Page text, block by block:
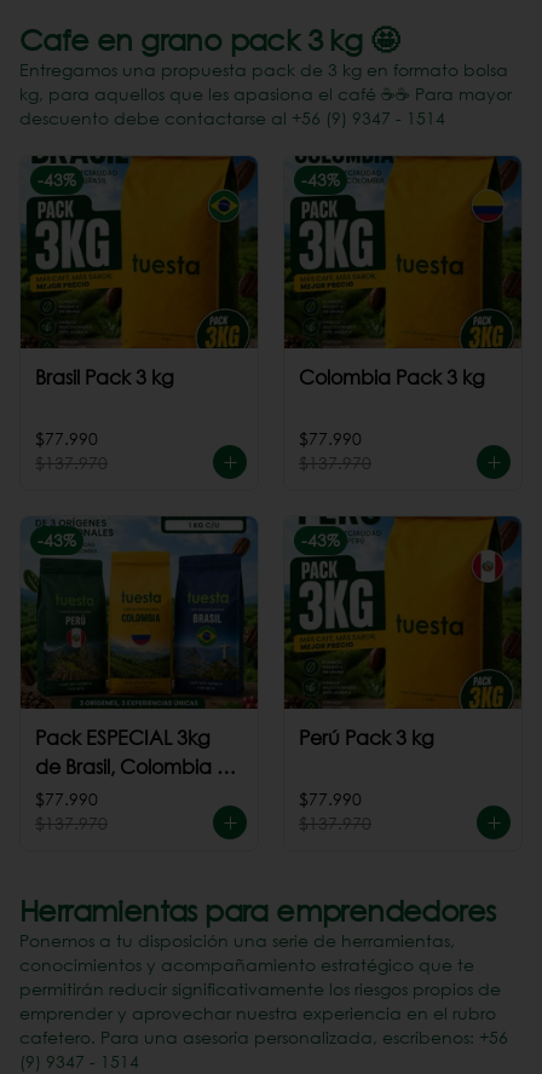
Cafe en grano pack 3 kg 🤩
Entregamos una propuesta pack de 3 kg en formato bolsa
kg, para aquellos que les apasiona el café ☕️☕️ Para mayor
descuento debe contactarse al +56 (9) 9347 - 1514
-43%
Brasil Pack 3 kg
$77.990
$137.970
-43%
Colombia Pack 3 kg
$77.990
$137.970
-43%
Pack ESPECIAL 3kg
de Brasil, Colombia +
Perú
$77.990
$137.970
-43%
Perú Pack 3 kg
$77.990
$137.970
Herramientas para emprendedores
Ponemos a tu disposición una serie de herramientas,
conocimientos y acompañamiento estratégico que te
permitirán reducir significativamente los riesgos propios de
emprender y aprovechar nuestra experiencia en el rubro
cafetero. Para una asesoría personalizada, escríbenos: +56
(9) 9347 - 1514